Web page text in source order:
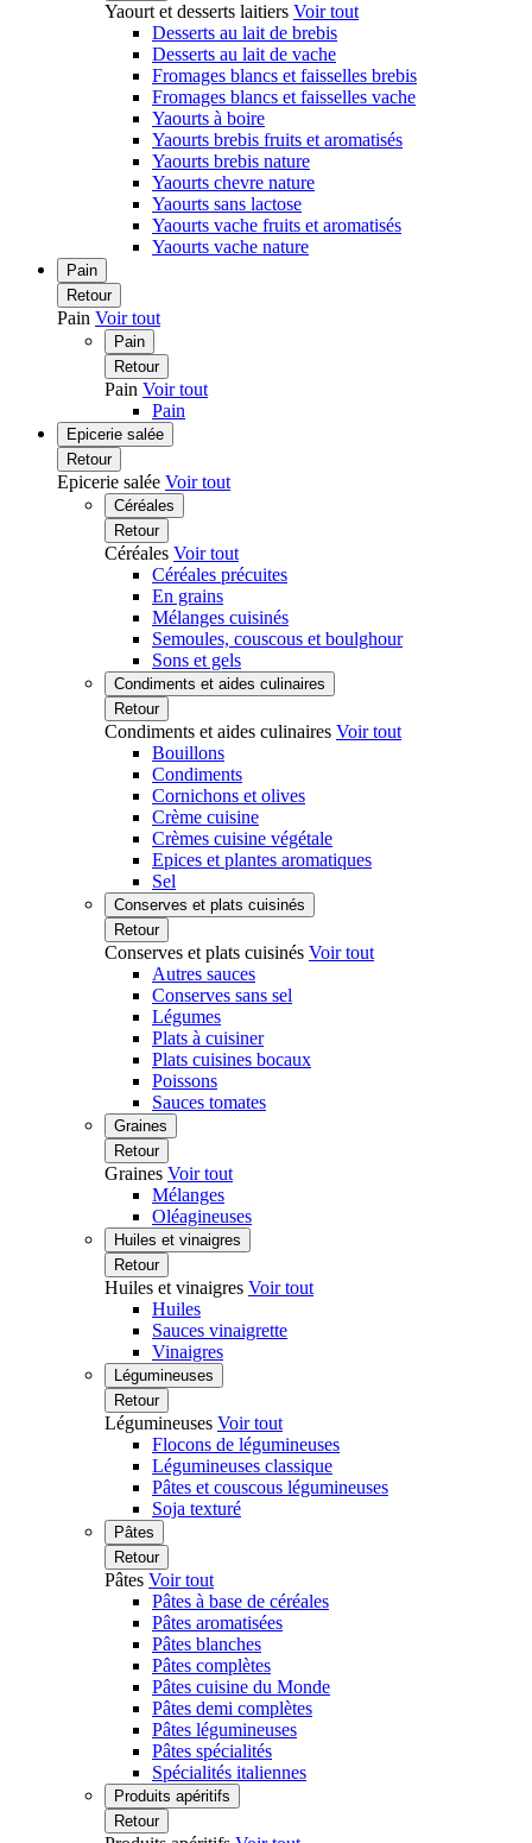
Yaourt et desserts laitiers Voir tout
Desserts au lait de brebis
Desserts au lait de vache
Fromages blancs et faisselles brebis
Fromages blancs et faisselles vache
Yaourts à boire
Yaourts brebis fruits et aromatisés
Yaourts brebis nature
Yaourts chevre nature
Yaourts sans lactose
Yaourts vache fruits et aromatisés
Yaourts vache nature
Pain
Retour
Pain Voir tout
Pain
Retour
Pain Voir tout
Pain
Epicerie salée
Retour
Epicerie salée Voir tout
Céréales
Retour
Céréales Voir tout
Céréales précuites
En grains
Mélanges cuisinés
Semoules, couscous et boulghour
Sons et gels
Condiments et aides culinaires
Retour
Condiments et aides culinaires Voir tout
Bouillons
Condiments
Cornichons et olives
Crème cuisine
Crèmes cuisine végétale
Epices et plantes aromatiques
Sel
Conserves et plats cuisinés
Retour
Conserves et plats cuisinés Voir tout
Autres sauces
Conserves sans sel
Légumes
Plats à cuisiner
Plats cuisines bocaux
Poissons
Sauces tomates
Graines
Retour
Graines Voir tout
Mélanges
Oléagineuses
Huiles et vinaigres
Retour
Huiles et vinaigres Voir tout
Huiles
Sauces vinaigrette
Vinaigres
Légumineuses
Retour
Légumineuses Voir tout
Flocons de légumineuses
Légumineuses classique
Pâtes et couscous légumineuses
Soja texturé
Pâtes
Retour
Pâtes Voir tout
Pâtes à base de céréales
Pâtes aromatisées
Pâtes blanches
Pâtes complètes
Pâtes cuisine du Monde
Pâtes demi complètes
Pâtes légumineuses
Pâtes spécialités
Spécialités italiennes
Produits apéritifs
Retour